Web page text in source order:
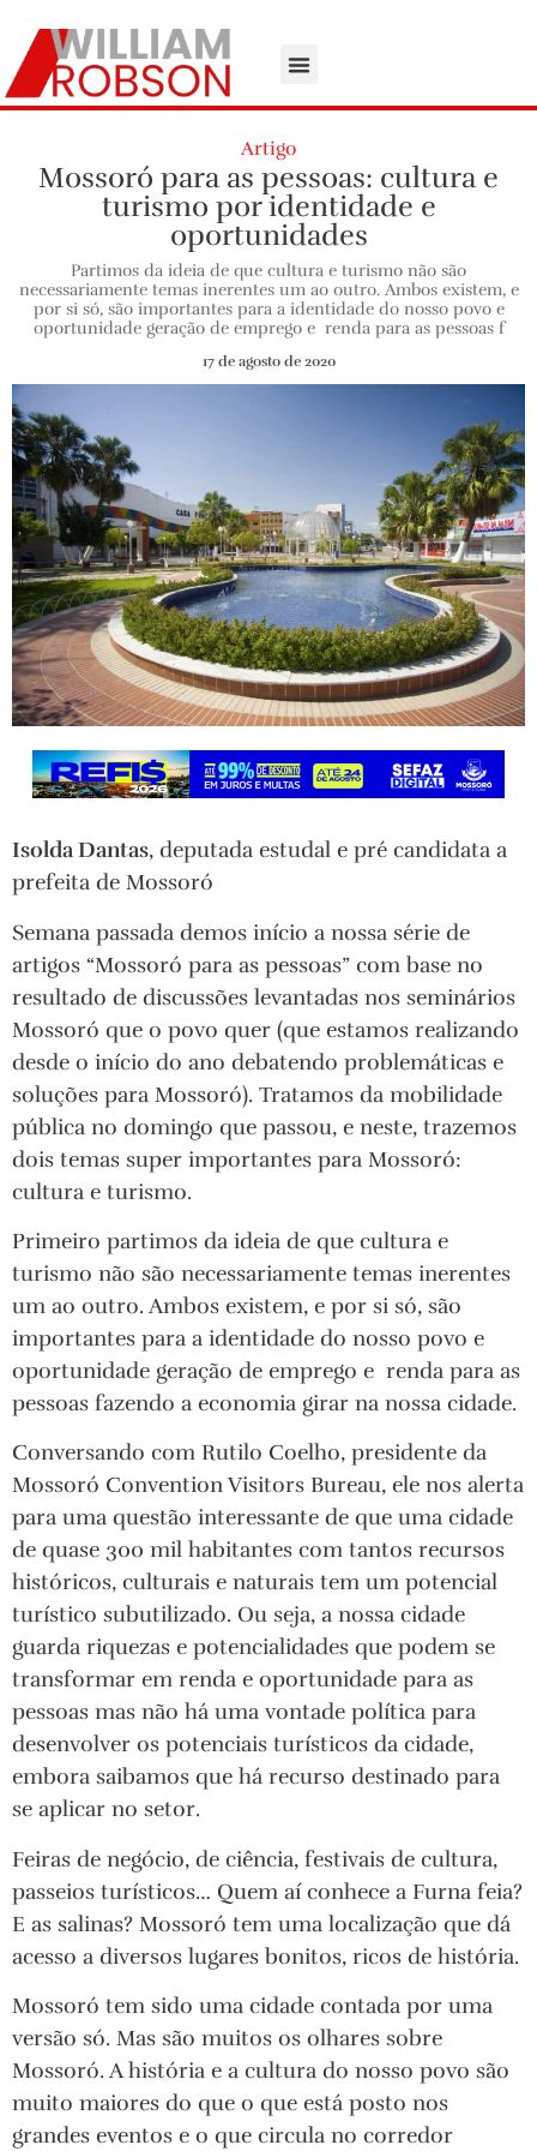
Artigo
Mossoró para as pessoas: cultura e
turismo por identidade e
oportunidades
Partimos da ideia de que cultura e turismo não são
necessariamente temas inerentes um ao outro. Ambos existem, e
por si só, são importantes para a identidade do nosso povo e
oportunidade geração de emprego e renda para as pessoas f
17 de agosto de 2020
Isolda Dantas, deputada estudal e pré candidata a
prefeita de Mossoró
Semana passada demos início a nossa série de
artigos “Mossoró para as pessoas” com base no
resultado de discussões levantadas nos seminários
Mossoró que o povo quer (que estamos realizando
desde o início do ano debatendo problemáticas e
soluções para Mossoró). Tratamos da mobilidade
pública no domingo que passou, e neste, trazemos
dois temas super importantes para Mossoró:
cultura e turismo.
Primeiro partimos da ideia de que cultura e
turismo não são necessariamente temas inerentes
um ao outro. Ambos existem, e por si só, são
importantes para a identidade do nosso povo e
oportunidade geração de emprego e renda para as
pessoas fazendo a economia girar na nossa cidade.
Conversando com Rutilo Coelho, presidente da
Mossoró Convention Visitors Bureau, ele nos alerta
para uma questão interessante de que uma cidade
de quase 300 mil habitantes com tantos recursos
históricos, culturais e naturais tem um potencial
turístico subutilizado. Ou seja, a nossa cidade
guarda riquezas e potencialidades que podem se
transformar em renda e oportunidade para as
pessoas mas não há uma vontade política para
desenvolver os potenciais turísticos da cidade,
embora saibamos que há recurso destinado para
se aplicar no setor.
Feiras de negócio, de ciência, festivais de cultura,
passeios turísticos… Quem aí conhece a Furna feia?
E as salinas? Mossoró tem uma localização que dá
acesso a diversos lugares bonitos, ricos de história.
Mossoró tem sido uma cidade contada por uma
versão só. Mas são muitos os olhares sobre
Mossoró. A história e a cultura do nosso povo são
muito maiores do que o que está posto nos
grandes eventos e o que circula no corredor